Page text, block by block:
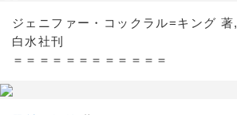
ジェニファー・コックラル=キング 著,
白水社刊
＝＝＝＝＝＝＝＝＝＝＝＝